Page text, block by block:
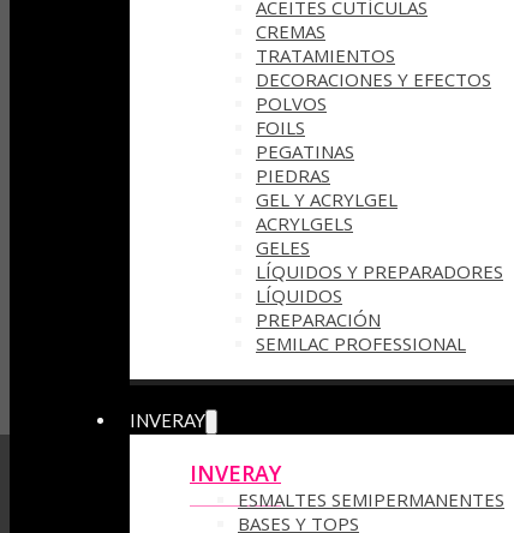
ACEITES CUTÍCULAS
CREMAS
TRATAMIENTOS
DECORACIONES Y EFECTOS
POLVOS
FOILS
PEGATINAS
PIEDRAS
GEL Y ACRYLGEL
ACRYLGELS
GELES
LÍQUIDOS Y PREPARADORES
LÍQUIDOS
PREPARACIÓN
SEMILAC PROFESSIONAL
INVERAY
INVERAY
ESMALTES SEMIPERMANENTES
BASES Y TOPS